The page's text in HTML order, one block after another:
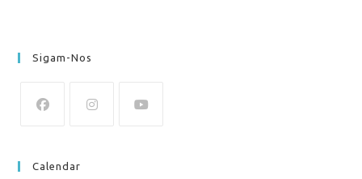
Sigam-Nos
Calendar